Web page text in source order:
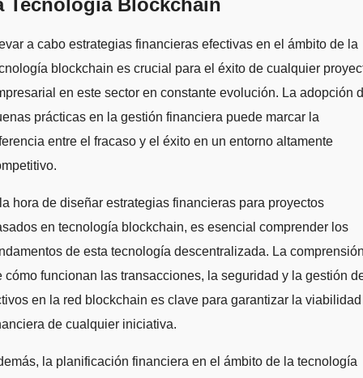
a cabo estrategias financieras efectivas en el ámbito de la
blockchain es crucial para el éxito de cualquier
en este sector en constante evolución. La adopción
prácticas en la gestión financiera puede marcar la
entre el fracaso y el éxito en un entorno altamente
hora de diseñar estrategias financieras para proyectos
en tecnología blockchain, es esencial comprender los
de esta tecnología descentralizada. La
cómo funcionan las transacciones, la seguridad y la gestión
en la red blockchain es clave para garantizar la viabilidad
de cualquier iniciativa.
la planificación financiera en el ámbito de la tecnología